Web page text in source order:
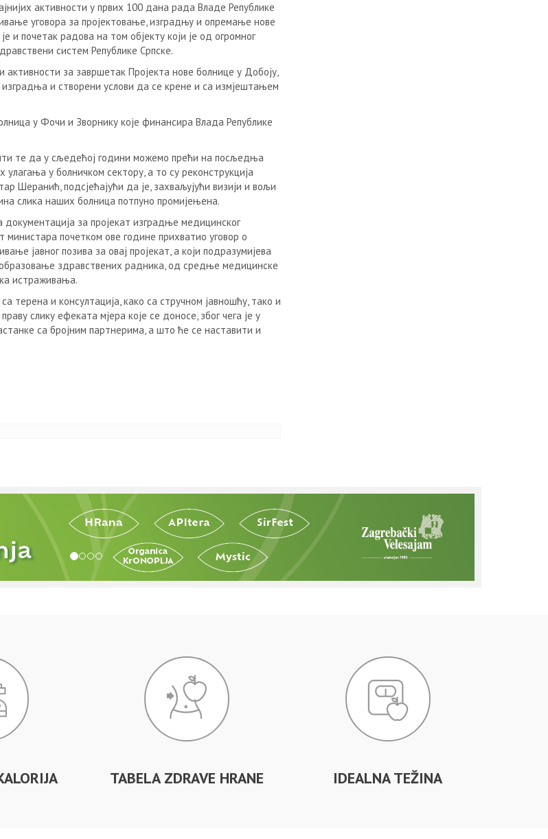
активности у првих 100 дана рада Владе Републике
уговора за пројектовање, изградњу и опремање нове
и почетак радова на том објекту који је од огромног
систем Републике Српске.
за завршетак Пројекта нове болнице у Добоју,
и створени услови да се крене и са измјештањем
у Фочи и Зворнику које финансира Влада Републике
те да у сљедећој години можемо прећи на посљедња
у болничком сектору, а то су реконструкција
Шеранић, подсјећајући да је, захваљујући визији и вољи
слика наших болница потпуно промијењена.
за пројекат изградње медицинског
министара почетком ове године прихватио уговор о
јавног позива за овај пројекат, а који подразумијева
здравствених радника, од средње медицинске
истраживања.
и консултација, како са стручном јавношћу, тако и
слику ефеката мјера које се доносе, због чега је у
са бројним партнерима, а што ће се наставити и
TABELA ZDRAVE HRANE IDEALNA TEŽINA